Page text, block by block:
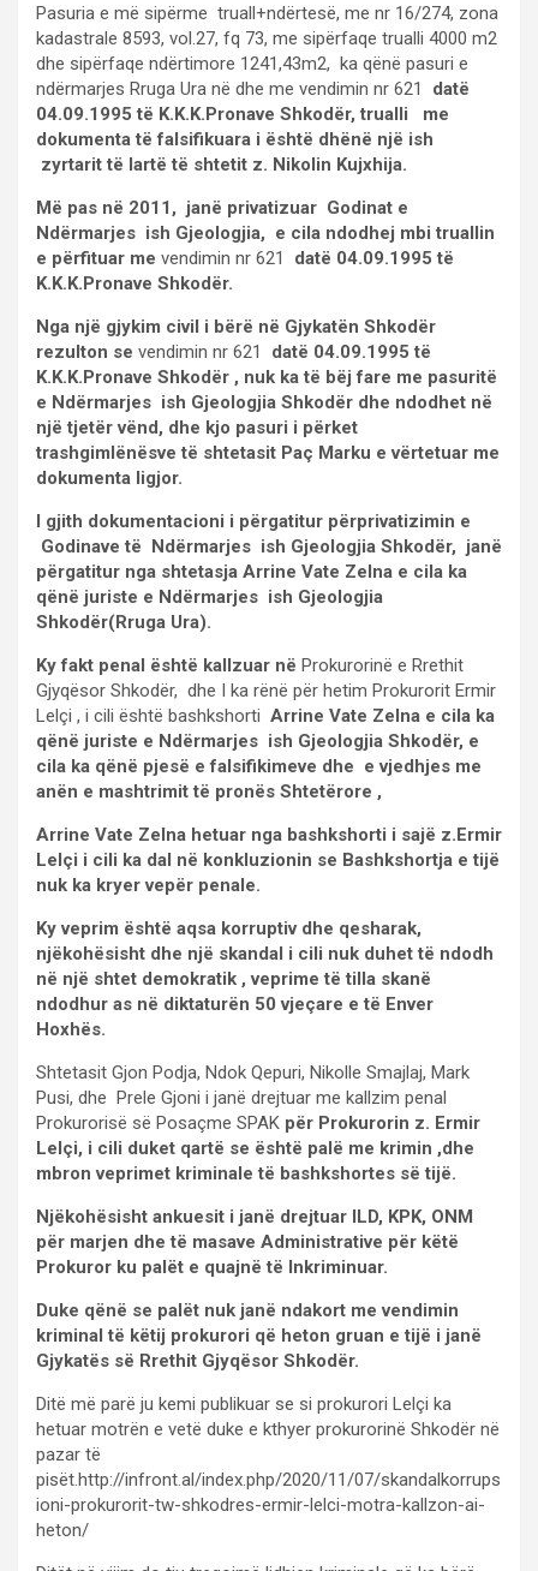
Pasuria e më sipërme truall+ndërtesë, me nr 16/274, zona
kadastrale 8593, vol.27, fq 73, me sipërfaqe trualli 4000 m2
dhe sipërfaqe ndërtimore 1241,43m2, ka qënë pasuri e
ndërmarjes Rruga Ura në dhe me vendimin nr 621
datë
04.09.1995 të K.K.K.Pronave Shkodër, trualli me
dokumenta të falsifikuara i është dhënë një ish
zyrtarit të lartë të shtetit z. Nikolin Kujxhija.
Më pas në 2011, janë privatizuar Godinat e
Ndërmarjes ish Gjeologjia, e cila ndodhej mbi truallin
e përfituar me vendimin nr 621
datë 04.09.1995 të
K.K.K.Pronave Shkodër.
Nga një gjykim civil i bërë në Gjykatën Shkodër
rezulton se vendimin nr 621
datë 04.09.1995 të
K.K.K.Pronave Shkodër , nuk ka të bëj fare me pasuritë
e Ndërmarjes ish Gjeologjia Shkodër dhe ndodhet në
një tjetër vënd, dhe kjo pasuri i përket
trashgimlënësve të shtetasit Paç Marku e vërtetuar me
dokumenta ligjor.
I gjith dokumentacioni i përgatitur përprivatizimin e
Godinave të Ndërmarjes ish Gjeologjia Shkodër, janë
përgatitur nga shtetasja Arrine Vate Zelna e cila ka
qënë juriste e Ndërmarjes ish Gjeologjia
Shkodër(Rruga Ura).
Ky fakt penal është kallzuar në Prokurorinë e Rrethit
Gjyqësor Shkodër, dhe I ka rënë për hetim Prokurorit Ermir
Lelçi , i cili është bashkshorti Arrine Vate Zelna e cila ka
qënë juriste e Ndërmarjes ish Gjeologjia Shkodër, e
cila ka qënë pjesë e falsifikimeve dhe e vjedhjes me
anën e mashtrimit të pronës Shtetërore ,
Arrine Vate Zelna hetuar nga bashkshorti i sajë z.Ermir
Lelçi i cili ka dal në konkluzionin se Bashkshortja e tijë
nuk ka kryer vepër penale.
Ky veprim është aqsa korruptiv dhe qesharak,
njëkohësisht dhe një skandal i cili nuk duhet të ndodh
në një shtet demokratik , veprime të tilla skanë
ndodhur as në diktaturën 50 vjeçare e të Enver
Hoxhës.
Shtetasit Gjon Podja, Ndok Qepuri, Nikolle Smajlaj, Mark
Pusi, dhe Prele Gjoni i janë drejtuar me kallzim penal
Prokurorisë së Posaçme SPAK për Prokurorin z. Ermir
Lelçi, i cili duket qartë se është palë me krimin ,dhe
mbron veprimet kriminale të bashkshortes së tijë.
Njëkohësisht ankuesit i janë drejtuar ILD, KPK, ONM
për marjen dhe të masave Administrative për këtë
Prokuror ku palët e quajnë të Inkriminuar.
Duke qënë se palët nuk janë ndakort me vendimin
kriminal të këtij prokurori që heton gruan e tijë i janë
Gjykatës së Rrethit Gjyqësor Shkodër.
Ditë më parë ju kemi publikuar se si prokurori Lelçi ka
hetuar motrën e vetë duke e kthyer prokurorinë Shkodër në
pazar të
pisët.http://infront.al/index.php/2020/11/07/skandalkorrups
ioni-prokurorit-tw-shkodres-ermir-lelci-motra-kallzon-ai-
heton/